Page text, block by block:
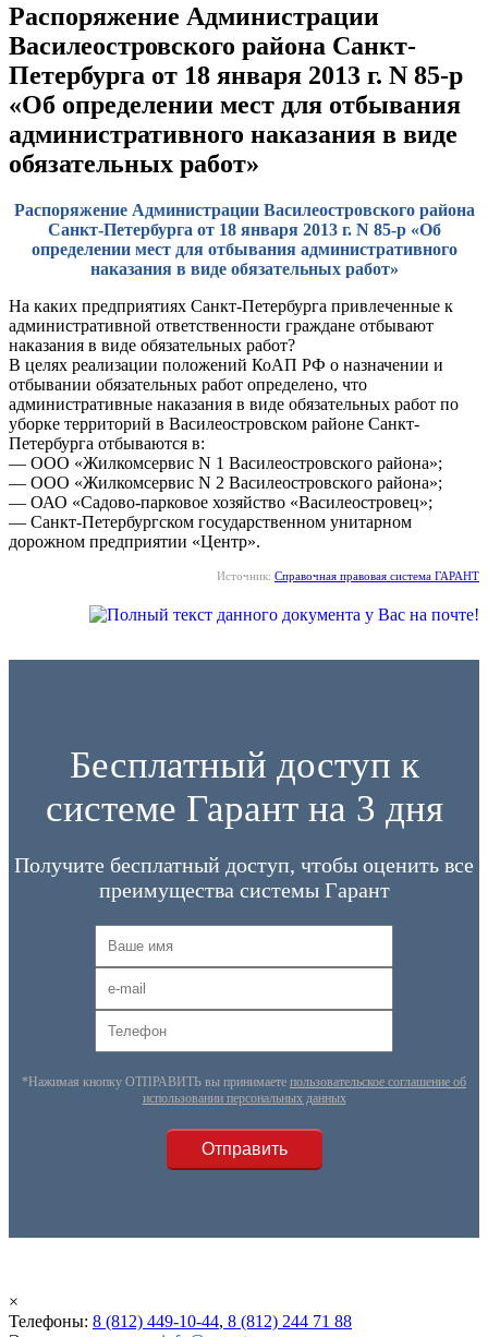
Распоряжение Администрации
Василеостровского района Санкт-
Петербурга от 18 января 2013 г. N 85-р
«Об определении мест для отбывания
административного наказания в виде
обязательных работ»
Распоряжение Администрации Василеостровского района
Санкт-Петербурга от 18 января 2013 г. N 85-р «Об
определении мест для отбывания административного
наказания в виде обязательных работ»
На каких предприятиях Санкт-Петербурга привлеченные к
административной ответственности граждане отбывают
наказания в виде обязательных работ?
В целях реализации положений КоАП РФ о назначении и
отбывании обязательных работ определено, что
административные наказания в виде обязательных работ по
уборке территорий в Василеостровском районе Санкт-
Петербурга отбываются в:
— ООО «Жилкомсервис N 1 Василеостровского района»;
— ООО «Жилкомсервис N 2 Василеостровского района»;
— ОАО «Садово-парковое хозяйство «Василеостровец»;
— Санкт-Петербургском государственном унитарном
дорожном предприятии «Центр».
Источник: Справочная правовая система ГАРАНТ
Бесплатный доступ к
системе Гарант на 3 дня
Получите бесплатный доступ, чтобы оценить все
преимущества системы Гарант
*Нажимая кнопку ОТПРАВИТЬ вы принимаете пользовательское соглашение об
использовании персональных данных
×
Телефоны: 8 (812) 449-10-44, 8 (812) 244 71 88